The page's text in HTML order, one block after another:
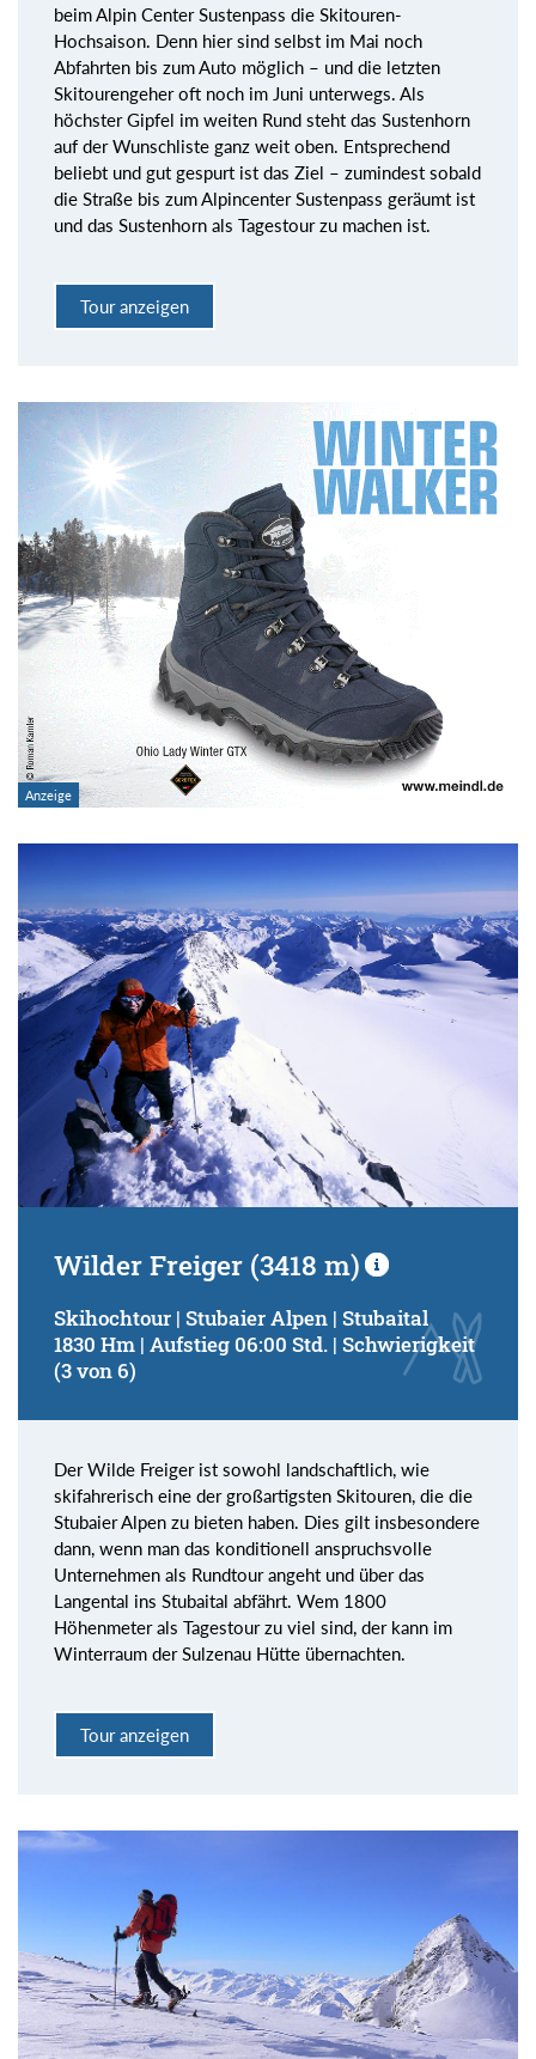
beim Alpin Center Sustenpass die Skitouren-
Hochsaison. Denn hier sind selbst im Mai noch
Abfahrten bis zum Auto möglich – und die letzten
Skitourengeher oft noch im Juni unterwegs. Als
höchster Gipfel im weiten Rund steht das Sustenhorn
auf der Wunschliste ganz weit oben. Entsprechend
beliebt und gut gespurt ist das Ziel – zumindest sobald
die Straße bis zum Alpincenter Sustenpass geräumt ist
und das Sustenhorn als Tagestour zu machen ist.
Tour anzeigen
Wilder Freiger (3418 m)
Skihochtour | Stubaier Alpen | Stubaital
1830 Hm | Aufstieg 06:00 Std. | Schwierigkeit
(3 von 6)
Der Wilde Freiger ist sowohl landschaftlich, wie
skifahrerisch eine der großartigsten Skitouren, die die
Stubaier Alpen zu bieten haben. Dies gilt insbesondere
dann, wenn man das konditionell anspruchsvolle
Unternehmen als Rundtour angeht und über das
Langental ins Stubaital abfährt. Wem 1800
Höhenmeter als Tagestour zu viel sind, der kann im
Winterraum der Sulzenau Hütte übernachten.
Tour anzeigen